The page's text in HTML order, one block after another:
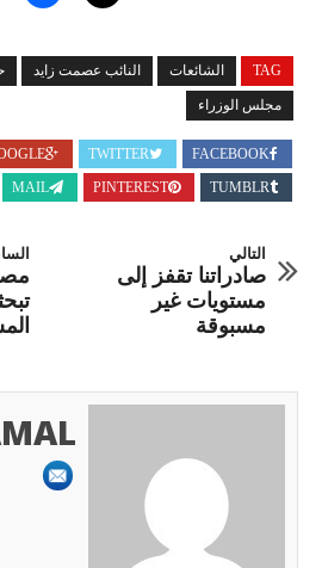
TAG الشائعات النائب عصمت زايد
مجلس الوزراء
FACEBOOK
TWITTER
GOOGLE+
TUMBLR
PINTEREST
MAIL
السابق التالي
صادراتنا تقفز إلى
مستويات غير
مسبوقة